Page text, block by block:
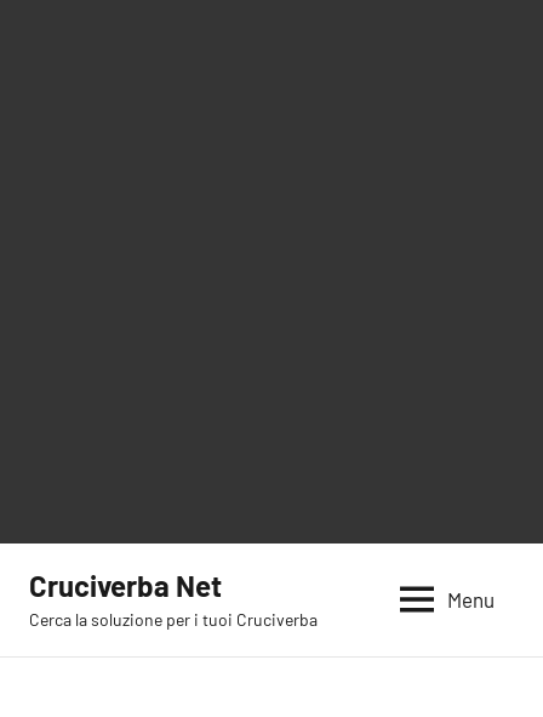
contenuto
Cruciverba Net
Cerca la soluzione per i tuoi Cruciverba
Menu